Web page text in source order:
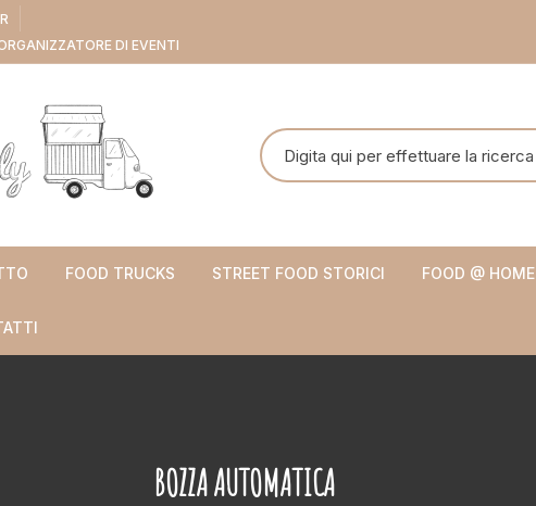
DI EVENTI
Cerca:
FOOD TRUCKS STREET FOOD STORICI FOOD @ HOME
BOZZA AUTOMATICA